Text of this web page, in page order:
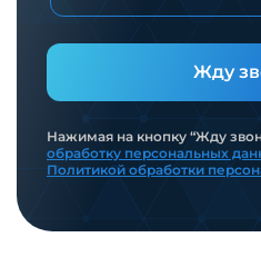
Жду
Нажимая на кнопку “Жду
обработку персональных
Политикой обработки